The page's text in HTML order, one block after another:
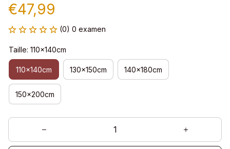
€47,99
(0) 0 examen
Taille: 110x140cm
110x140cm 130x150cm 140x180cm
150x200cm